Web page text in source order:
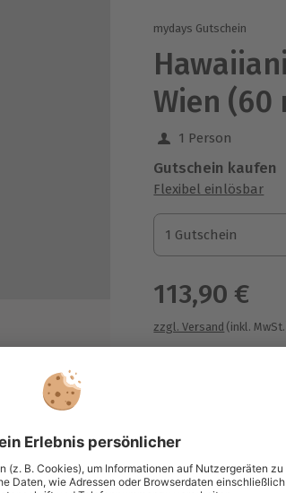
mydays Gutschein
Wien (60
1 Person
Gutschein kaufen
Flexibel einlösbar
1 Gutschein
1 Gutschein
1 Gutschein
113,90 €
zzgl. Versand (inkl.
Immer das
Große Auswahl,
maximale